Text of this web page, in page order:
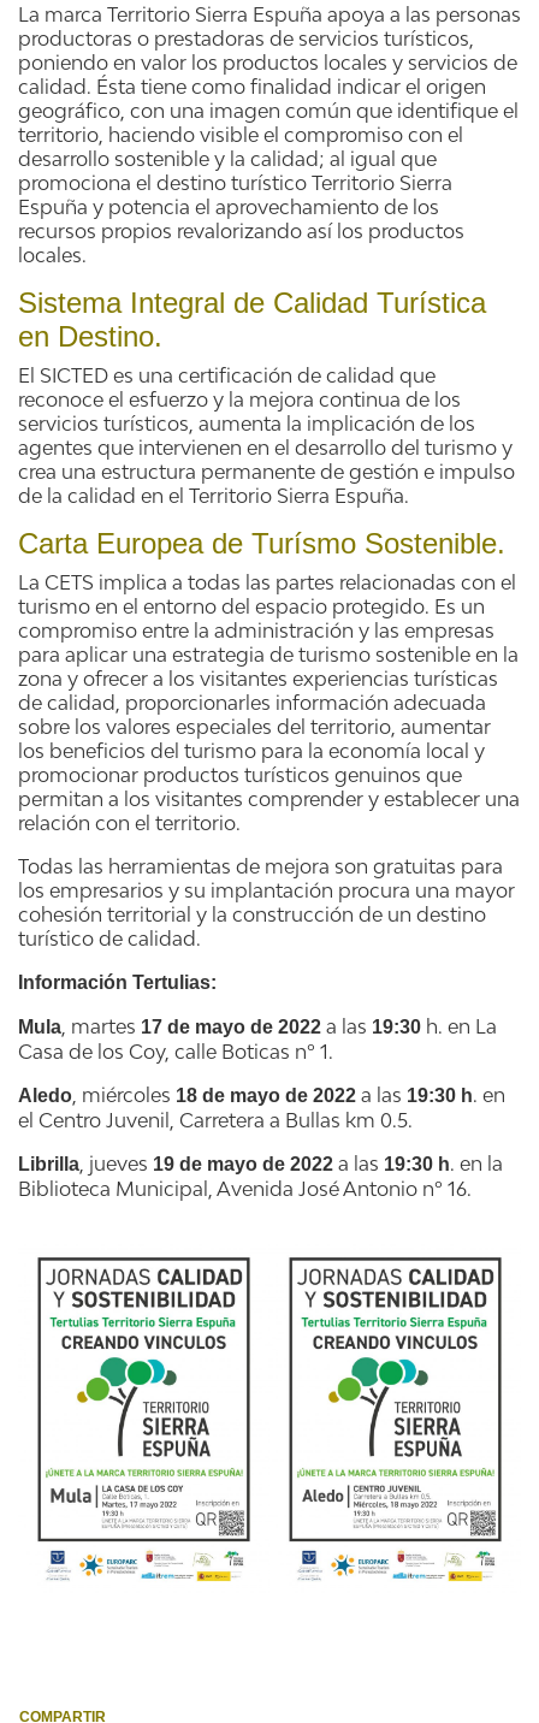
La marca Territorio Sierra Espuña apoya a las personas
productoras o prestadoras de servicios turísticos,
poniendo en valor los productos locales y servicios de
calidad. Ésta tiene como finalidad indicar el origen
geográfico, con una imagen común que identifique el
territorio, haciendo visible el compromiso con el
desarrollo sostenible y la calidad; al igual que
promociona el destino turístico Territorio Sierra
Espuña y potencia el aprovechamiento de los
recursos propios revalorizando así los productos
locales.
Sistema Integral de Calidad Turística
en Destino.
El SICTED es una certificación de calidad que
reconoce el esfuerzo y la mejora continua de los
servicios turísticos, aumenta la implicación de los
agentes que intervienen en el desarrollo del turismo y
crea una estructura permanente de gestión e impulso
de la calidad en el Territorio Sierra Espuña.
Carta Europea de Turísmo Sostenible.
La CETS implica a todas las partes relacionadas con el
turismo en el entorno del espacio protegido. Es un
compromiso entre la administración y las empresas
para aplicar una estrategia de turismo sostenible en la
zona y ofrecer a los visitantes experiencias turísticas
de calidad, proporcionarles información adecuada
sobre los valores especiales del territorio, aumentar
los beneficios del turismo para la economía local y
promocionar productos turísticos genuinos que
permitan a los visitantes comprender y establecer una
relación con el territorio.
Todas las herramientas de mejora son gratuitas para
los empresarios y su implantación procura una mayor
cohesión territorial y la construcción de un destino
turístico de calidad.
Información Tertulias:
Mula , martes 17 de mayo de 2022 a las 19:30 h. en La
Casa de los Coy, calle Boticas nº 1.
Aledo , miércoles 18 de mayo de 2022 a las 19:30 h. en
el Centro Juvenil, Carretera a Bullas km 0.5.
Librilla , jueves 19 de mayo de 2022 a las 19:30 h. en la
Biblioteca Municipal, Avenida José Antonio nº 16.
COMPARTIR